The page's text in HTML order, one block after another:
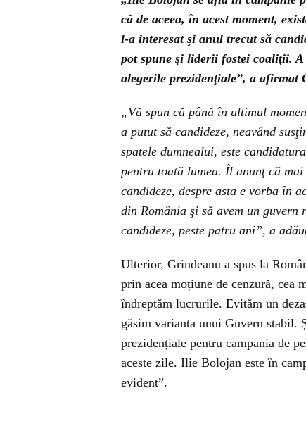
că de aceea, în acest moment,
l-a interesat şi anul trecut să
pot spune şi liderii fostei coaliţii.
alegerile prezidenţiale”, a afirmat
„Vă spun că până în ultimul
a putut să candideze, neavând
spatele dumnealui, este
pentru toată lumea. Îl anunţ că
candideze, despre asta e vorba în
din România şi să avem un
candideze, peste patru ani”, a
Ulterior, Grindeanu a spus la
prin acea moțiune de cenzură, cea
îndreptăm lucrurile. Evităm un
găsim varianta unui Guvern stabil.
prezidențiale pentru campania de
aceste zile. Ilie Bolojan este în
evident”.